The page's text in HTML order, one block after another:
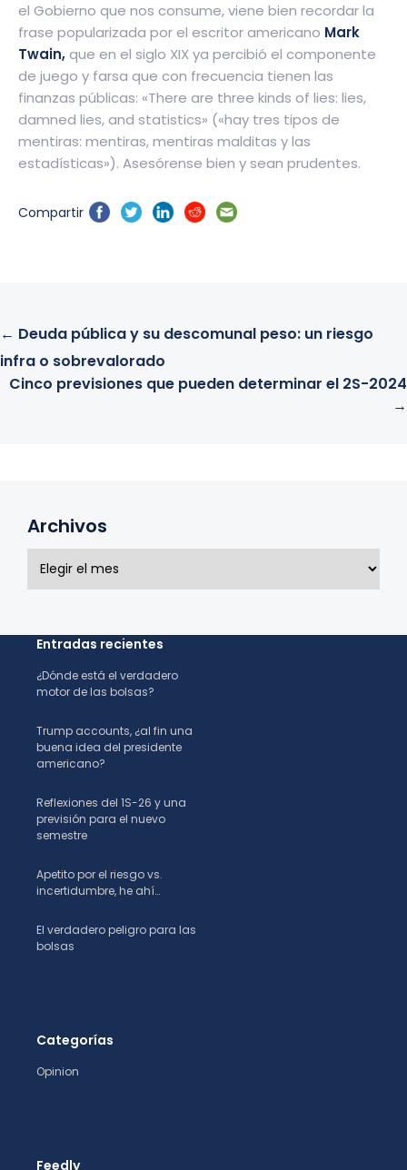
el Gobierno que nos consume, viene bien recordar la
frase popularizada por el escritor americano Mark
Twain,que en el siglo XIX ya percibió el componente
de juego y farsa que con frecuencia tienen las
finanzas públicas: «There are three kinds of lies: lies,
damned lies, and statistics» («hay tres tipos de
mentiras: mentiras, mentiras malditas y las
estadísticas»). Asesórense bien y sean prudentes.
Compartir
Navegación
← Deuda pública y su descomunal peso: un riesgo
infra o sobrevalorado
Cinco previsiones que pueden determinar el 2S-2024
→
Archivos
i
Entradas recientes
¿Dónde está el verdadero
motor de las bolsas?
Trump accounts, ¿al fin una
buena idea del presidente
americano?
Reflexiones del 1S-26 y una
previsión para el nuevo
semestre
Apetito por el riesgo vs.
incertidumbre, he ahí…
El verdadero peligro para las
bolsas
Categorías
Opinion
Feedly